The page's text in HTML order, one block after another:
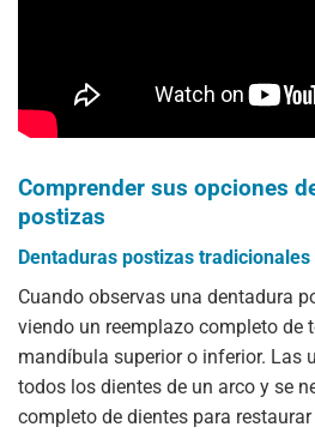
Comprender sus opciones
postizas
Dentaduras postizas tradicionales
Cuando observas una dentadura
viendo un reemplazo completo de
mandíbula superior o inferior. Las
todos los dientes de un arco y se
completo de dientes para